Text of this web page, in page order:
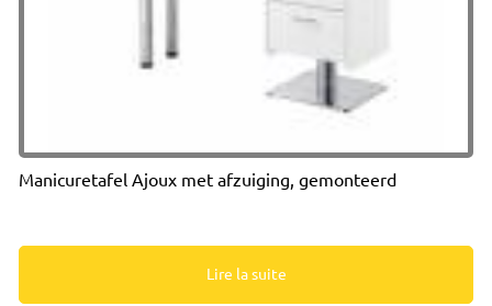
Manicuretafel Ajoux met afzuiging, gemonteerd
Lire la suite